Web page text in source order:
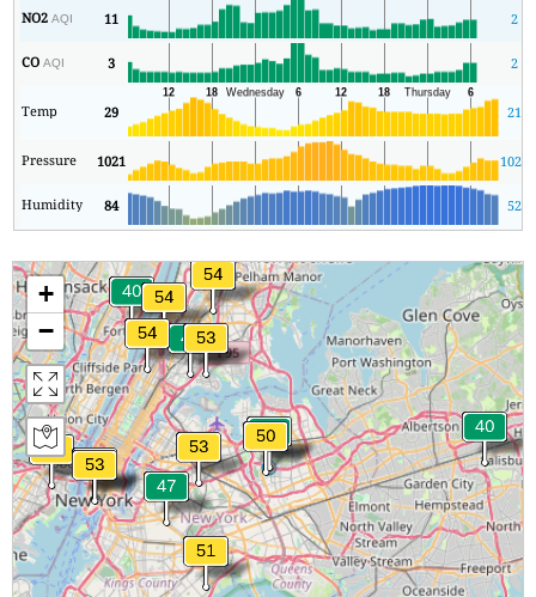
NO2AQI 11 2
COAQI 3 2
Temp 29 21
Pressure 1021 1020
Humidity 84 52
+
−